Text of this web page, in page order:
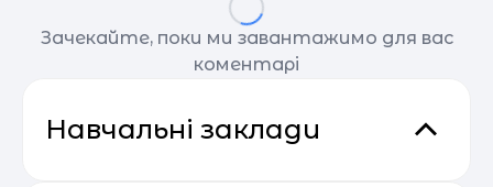
Зачекайте, поки ми завантажимо для вас
коментарі
Навчальні заклади